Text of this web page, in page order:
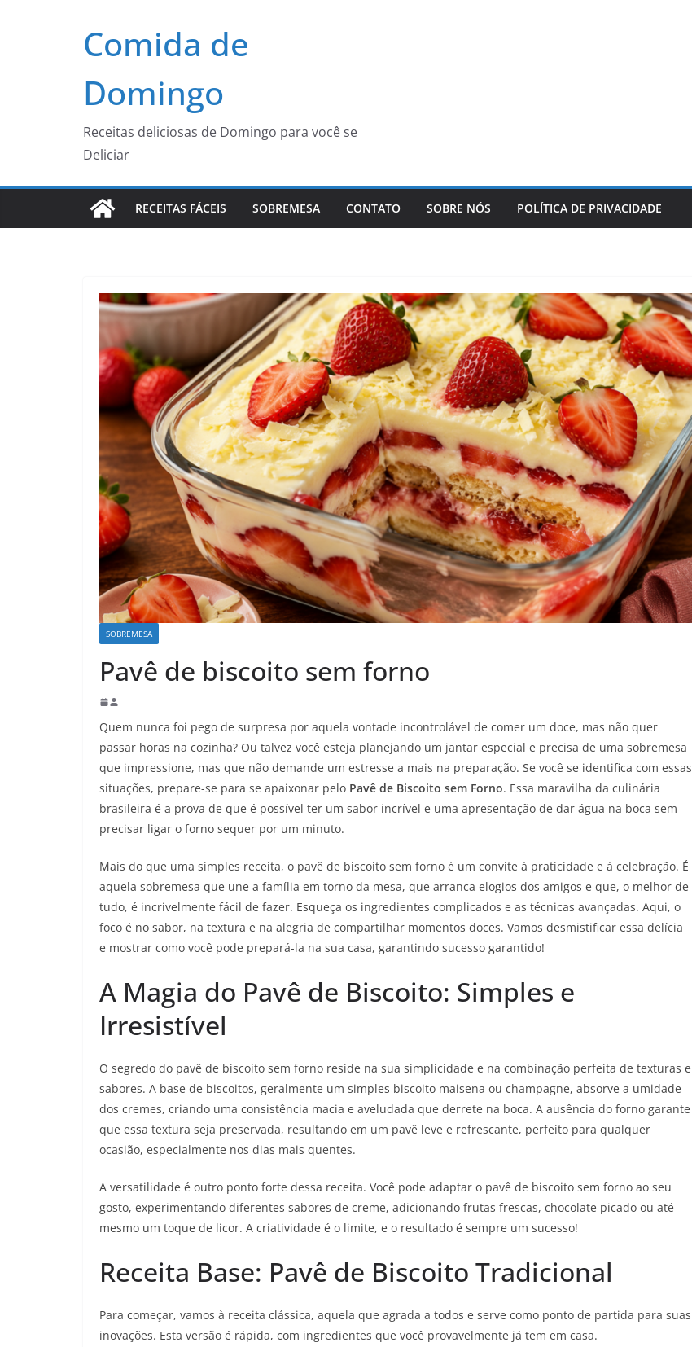
Comida de
Domingo
Receitas deliciosas de Domingo para você se
Deliciar
RECEITAS FÁCEIS SOBREMESA CONTATO SOBRE NÓS POLÍTICA DE PRIVACIDADE
SOBREMESA
Pavê de biscoito sem forno
Quem nunca foi pego de surpresa por aquela vontade incontrolável de comer um doce, mas não quer
passar horas na cozinha? Ou talvez você esteja planejando um jantar especial e precisa de uma sobremesa
que impressione, mas que não demande um estresse a mais na preparação. Se você se identifica com essas
situações, prepare-se para se apaixonar pelo Pavê de Biscoito sem Forno. Essa maravilha da culinária
brasileira é a prova de que é possível ter um sabor incrível e uma apresentação de dar água na boca sem
precisar ligar o forno sequer por um minuto.
Mais do que uma simples receita, o pavê de biscoito sem forno é um convite à praticidade e à celebração. É
aquela sobremesa que une a família em torno da mesa, que arranca elogios dos amigos e que, o melhor de
tudo, é incrivelmente fácil de fazer. Esqueça os ingredientes complicados e as técnicas avançadas. Aqui, o
foco é no sabor, na textura e na alegria de compartilhar momentos doces. Vamos desmistificar essa delícia
e mostrar como você pode prepará-la na sua casa, garantindo sucesso garantido!
A Magia do Pavê de Biscoito: Simples e
Irresistível
O segredo do pavê de biscoito sem forno reside na sua simplicidade e na combinação perfeita de texturas e
sabores. A base de biscoitos, geralmente um simples biscoito maisena ou champagne, absorve a umidade
dos cremes, criando uma consistência macia e aveludada que derrete na boca. A ausência do forno garante
que essa textura seja preservada, resultando em um pavê leve e refrescante, perfeito para qualquer
ocasião, especialmente nos dias mais quentes.
A versatilidade é outro ponto forte dessa receita. Você pode adaptar o pavê de biscoito sem forno ao seu
gosto, experimentando diferentes sabores de creme, adicionando frutas frescas, chocolate picado ou até
mesmo um toque de licor. A criatividade é o limite, e o resultado é sempre um sucesso!
Receita Base: Pavê de Biscoito Tradicional
Para começar, vamos à receita clássica, aquela que agrada a todos e serve como ponto de partida para suas
inovações. Esta versão é rápida, com ingredientes que você provavelmente já tem em casa.